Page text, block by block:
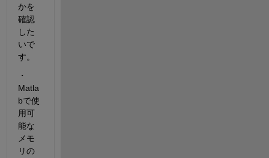
かを
確認
した
いで
す。
・
Matla
bで使
用可
能な
メモ
リの